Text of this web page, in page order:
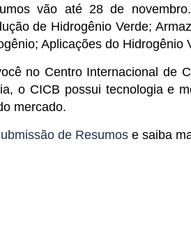
vão até 28 de
de Hidrogênio Verde;
Aplicações do
no Centro Internacional de
o CICB possui tecnologia e
mercado.
de Resumos e saiba